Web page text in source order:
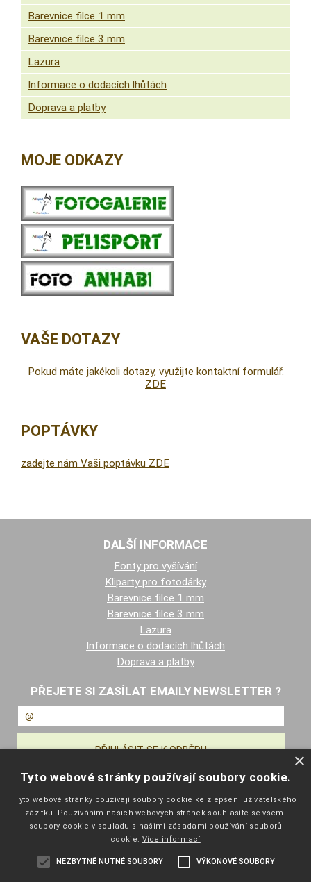
Barevnice filce 1 mm
Barevnice filce 3 mm
Lazura
Informace o dodacích lhůtách
Doprava a platby
MOJE ODKAZY
VAŠE DOTAZY
Pokud máte jakékoli dotazy, využijte kontaktní formulář.
ZDE
POPTÁVKY
zadejte nám Vaši poptávku ZDE
DALŠÍ INFORMACE
Fonty pro vyšívání
Kliparty pro fotodárky
Barevnice filce 1 mm
Barevnice filce 3 mm
Lazura
Informace o dodacích lhůtách
Doprava a platby
PŘEJETE SI ZASÍLAT EMAILY NEWSLETTER ?
NAVIGACE
Úvodní strana
Katalog zboží
Obchodní podmínky
×
Tyto webové stránky používají soubory cookie.
Tyto webové stránky používají soubory cookie ke zlepšení uživatelského
zážitku. Používáním našich webových stránek souhlasíte se všemi
soubory cookie v souladu s našimi zásadami používání souborů
cookie. Více informací
NEZBYTNĚ NUTNÉ SOUBORY VÝKONOVÉ SOUBORY